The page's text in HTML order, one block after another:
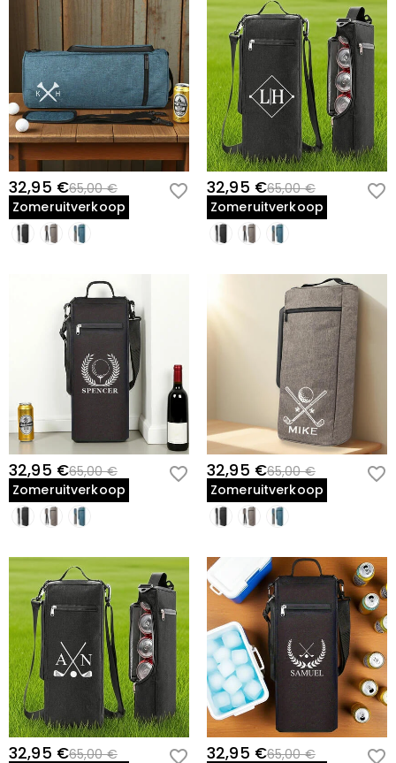
32,95 €65,00 €
Zomeruitverkoop
32,95 €65,00 €
Zomeruitverkoop
32,95 €65,00 €
Zomeruitverkoop
32,95 €65,00 €
Zomeruitverkoop
32,95 €65,00 € 32,95 €65,00 €